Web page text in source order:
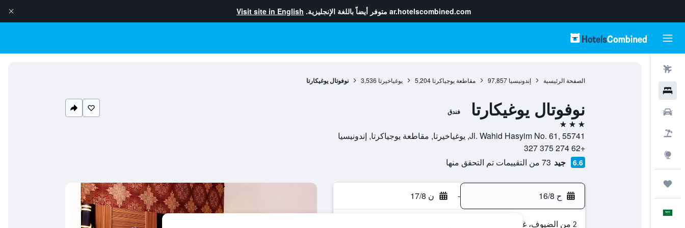
ar.hotelscombined.com متوفر أيضاً باللغة الإنجليزية. Visit site in English
الصفحة الرئيسية إندونيسيا 97,857 مقاطعة يوجياكرتا 5,204 يوغياخيرتا 3,536 نوفوتال يوغيكارتا
نوفوتال يوغيكارتا فندق
3 نجوم
Jl. Wahid Hasyim No. 61, 55741, يوغياخيرتا, مقاطعة يوجياكرتا, إندونيسيا
+62 274 375 327
6.6 جيد 73 من التقييمات تم التحقق منها
ح 16/8 - ن 17/8
2 من الضيوف، غرفة واحدة